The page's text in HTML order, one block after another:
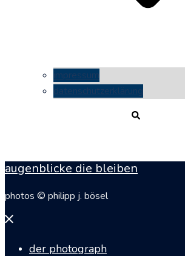
impressum
datenschutzerklärung
augenblicke die bleiben
photos © philipp j. bösel
Menü
der photograph